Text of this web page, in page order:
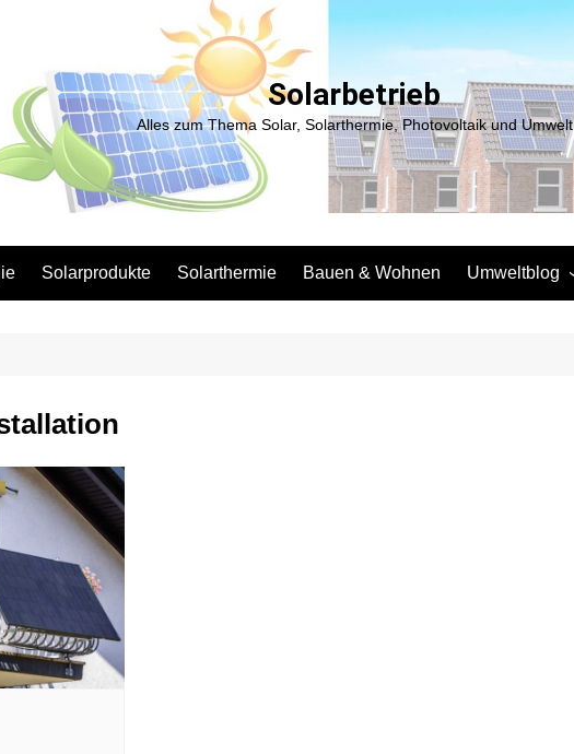
Solarbetrieb
Alles zum Thema Solar, Solarthermie, Photovoltaik und Umwelt
Solarprodukte Solarthermie Bauen & Wohnen Umweltblog